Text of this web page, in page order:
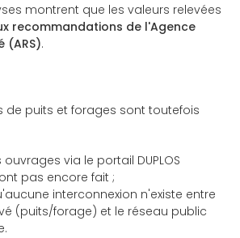
montrent que les valeurs relevées
recommandations de l'Agence
(ARS).
de puits et forages sont toutefois
via le portail DUPLOS
pas encore fait ;
interconnexion n'existe entre
(puits/forage) et le réseau public